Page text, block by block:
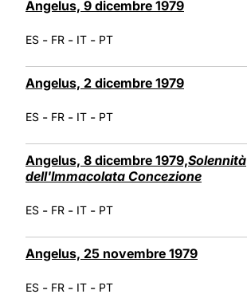
Angelus, 9 dicembre 1979
ES - FR - IT - PT
Angelus, 2 dicembre 1979
ES - FR - IT - PT
Angelus, 8 dicembre 1979,Solennità
dell'Immacolata Concezione
ES - FR - IT - PT
Angelus, 25 novembre 1979
ES - FR - IT - PT